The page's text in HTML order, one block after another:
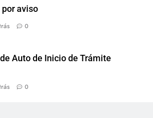
aviso
0
Auto de Inicio de Trámite
0